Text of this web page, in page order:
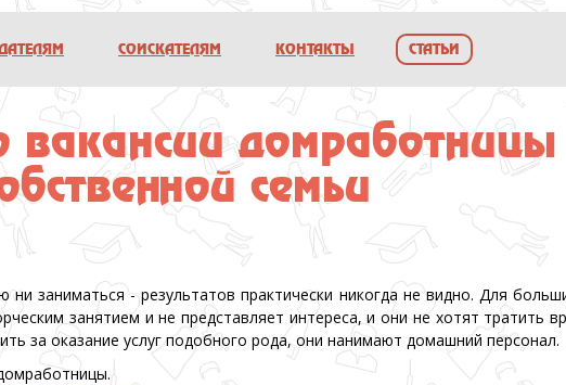
СОИСКАТЕЛЯМ КОНТАКТЫ СТАТЬИ
вакансии домработницы
семьи
заниматься - результатов практически никогда не видно. Для
занятием и не представляет интереса, и они не хотят тратить
за оказание услуг подобного рода, они нанимают домашний персонал.